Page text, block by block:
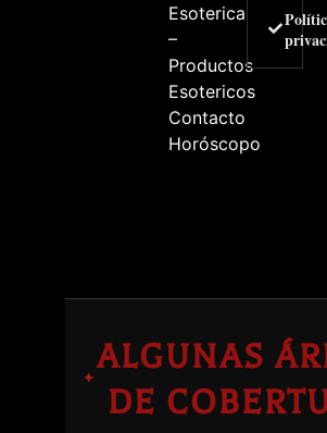
Esoterica
–
Productos
Esotericos
Contacto
Horóscopo
✦
ALGUNAS
DE